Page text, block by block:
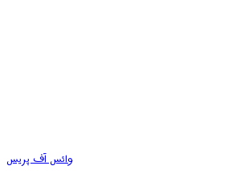
وائس آف پریس